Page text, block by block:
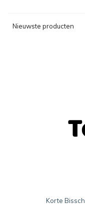
Nieuwste producten
Korte